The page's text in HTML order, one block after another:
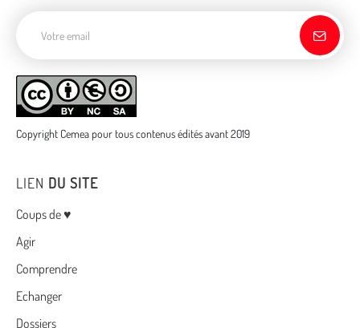
Copyright Cemea pour tous contenus édités avant 2019
LIEN DU SITE
Menu
Coups de ♥
Agir
Comprendre
Echanger
Dossiers